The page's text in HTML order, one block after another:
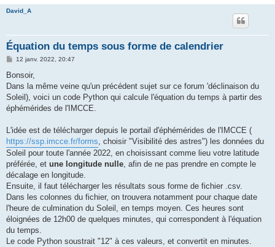
David_A
Équation du temps sous forme de calendrier
M
s
a
g
12 janv. 2022, 20:47
Bonsoir,
Dans la même veine qu'un précédent sujet sur ce forum 'déclinaison du
Soleil), voici un code Python qui calcule l'équation du temps à partir des
éphémérides de l'IMCCE.
L'idée est de télécharger depuis le portail d'éphémérides de l'IMCCE (
https://ssp.imcce.fr/forms, choisir "Visibilité des astres") les données du
Soleil pour toute l'année 2022, en choisissant comme lieu votre latitude
préférée, et une longitude nulle, afin de ne pas prendre en compte le
décalage en longitude.
Ensuite, il faut télécharger les résultats sous forme de fichier .csv.
Dans les colonnes du fichier, on trouvera notamment pour chaque date
l'heure de culmination du Soleil, en temps moyen. Ces heures sont
éloignées de 12h00 de quelques minutes, qui correspondent à l'équation
du temps.
Le code Python soustrait "12" à ces valeurs, et convertit en minutes.